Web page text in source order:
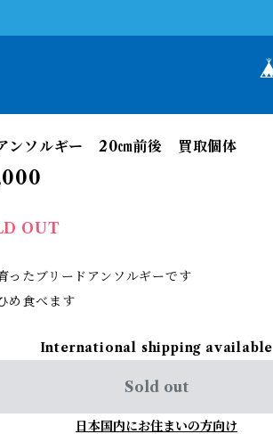
ンソルギー 20㎝前後 買取個体
OUT
ったブリードアンソルギーです
め食べます
International shipping available
Sold out
日本国内にお住まいの方向け